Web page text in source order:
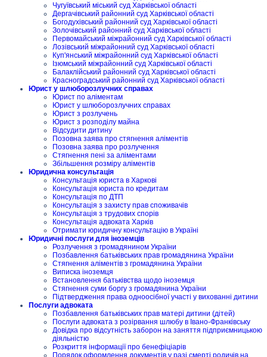
Чугуївський міський суд Харківської області
Дергачівський районний суд Харківської області
Богодухівський районний суд Харківської області
Золочівський районний суд Харківської області
Первомайський міжрайонний суд Харківської області
Лозівський міжрайонний суд Харківської області
Куп'янський міжрайонний суд Харківської області
Ізюмський міжрайонний суд Харківської області
Балаклійський районний суд Харківської області
Красноградський районний суд Харківської області
Юрист у шлюборозлучних справах
Юрист по аліментам
Юрист у шлюборозлучних справах
Юрист з розлучень
Юрист з розподілу майна
Відсудити дитину
Позовна заява про стягнення аліментів
Позовна заява про розлучення
Стягнення пені за аліментами
Збільшення розміру аліментів
Юридична консультація
Консультація юриста в Харкові
Консультація юриста по кредитам
Консультація по ДТП
Консультація з захисту прав споживачів
Консультація з трудових спорів
Консультація адвоката Харків
Отримати юридичну консультацію в Україні
Юридичні послуги для іноземців
Розлучення з громадянином України
Позбавлення батьківських прав громадянина України
Стягнення аліментів з громадянина України
Виписка іноземця
Встановлення батьківства щодо іноземця
Стягнення суми боргу з громадянина України
Підтвердження права одноосібної участі у вихованні дитини
Послуги адвоката
Позбавлення батьківських прав матері дитини (дітей)
Послуги адвоката з розірвання шлюбу в Івано-Франківську
Довідка про відсутність заборон на заняття підприємницькою
діяльністю
Розкриття інформації про бенефіціарів